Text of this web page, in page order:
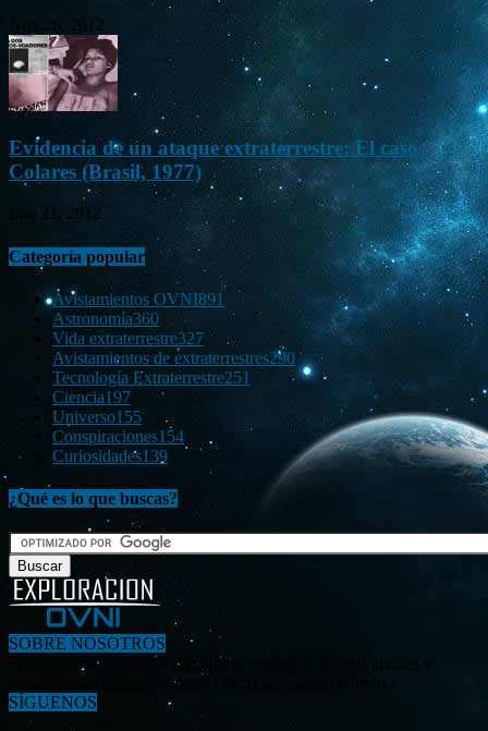
Nov 26, 2012
Evidencia de un ataque extraterrestre: El caso
Colares (Brasil, 1977)
Ene 21, 2012
Categoría popular
Avistamientos OVNI891
Astronomía360
Vida extraterrestre327
Avistamientos de extraterrestres290
Tecnología Extraterrestre251
Ciencia197
Universo155
Conspiraciones154
Curiosidades139
¿Qué es lo que buscas?
SOBRE NOSOTROS
«Investigar, descubrir y difundir la verdad de los fenómenos y
enigmas relacionados al tema OVNI en nuestro mundo.»
SÍGUENOS